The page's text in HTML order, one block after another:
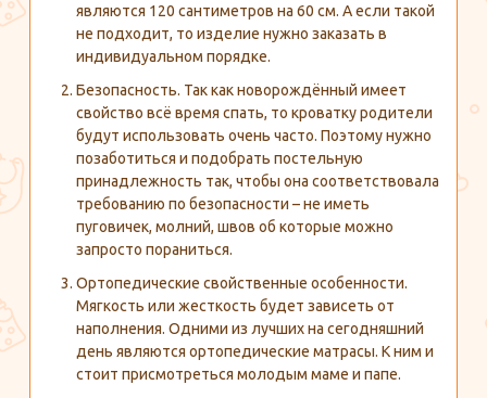
являются 120 сантиметров на 60 см. А если такой
не подходит, то изделие нужно заказать в
индивидуальном порядке.
Безопасность. Так как новорождённый имеет
свойство всё время спать, то кроватку родители
будут использовать очень часто. Поэтому нужно
позаботиться и подобрать постельную
принадлежность так, чтобы она соответствовала
требованию по безопасности – не иметь
пуговичек, молний, швов об которые можно
запросто пораниться.
Ортопедические свойственные особенности.
Мягкость или жесткость будет зависеть от
наполнения. Одними из лучших на сегодняшний
день являются ортопедические матрасы. К ним и
стоит присмотреться молодым маме и папе.